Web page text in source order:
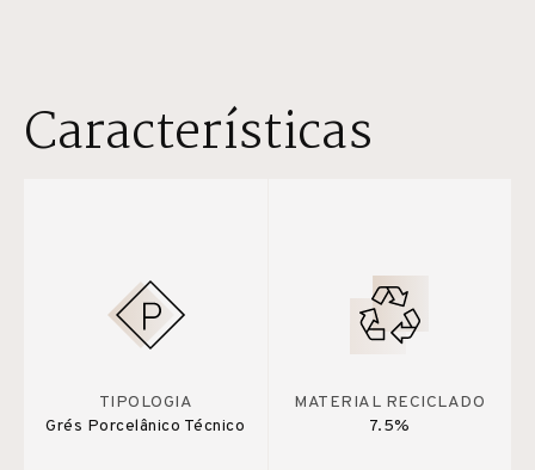
Características
TIPOLOGIA
Grés Porcelânico Técnico
MATERIAL RECICLADO
7.5%